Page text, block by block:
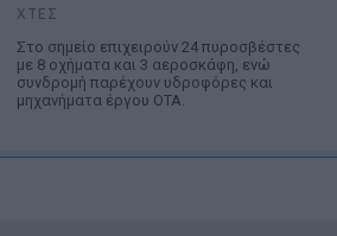
ΧΤΕΣ
Στο σημείο επιχειρούν 24 πυροσβέστες
με 8 οχήματα και 3 αεροσκάφη, ενώ
συνδρομή παρέχουν υδροφόρες και
μηχανήματα έργου ΟΤΑ.